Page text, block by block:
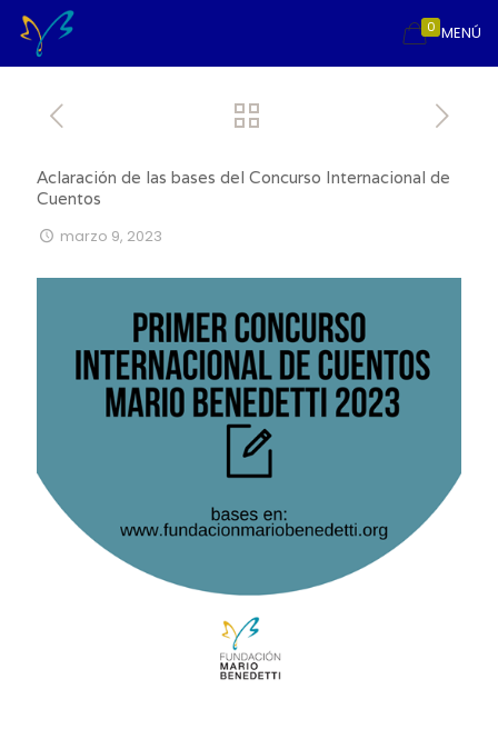
MENÚ
0
Aclaración de las bases del Concurso Internacional de
Cuentos
marzo 9, 2023